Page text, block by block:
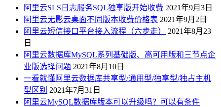
阿里云SLS日志服务SQL独享版开始收费 2021年9月3日
阿里云无影云桌面不同版本收费价格表 2021年9月2日
阿里云短信接口平台接入流程（六步走）
2021年8月23
日
阿里云数据库MySQL系列基础版、高可用版和三节点企
业版选择问题 2021年8月10日
一看就懂阿里云数据库共享型/通用型/独享型/独占主机
型区别 2021年7月31日
阿里云MySQL数据库版本可以升级吗？可以有条件